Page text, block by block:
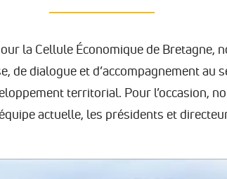
la Cellule Économique de Bretagne,
de dialogue et d’accompagnement
territorial. Pour l’occasion,
actuelle, les présidents et